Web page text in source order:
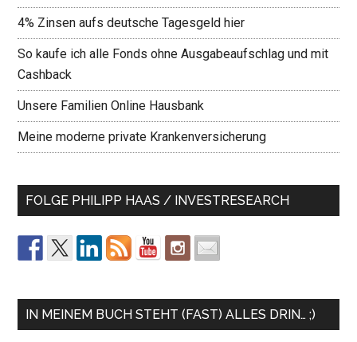
4% Zinsen aufs deutsche Tagesgeld hier
So kaufe ich alle Fonds ohne Ausgabeaufschlag und mit
Cashback
Unsere Familien Online Hausbank
Meine moderne private Krankenversicherung
FOLGE PHILIPP HAAS / INVESTRESEARCH
IN MEINEM BUCH STEHT (FAST) ALLES DRIN… ;)